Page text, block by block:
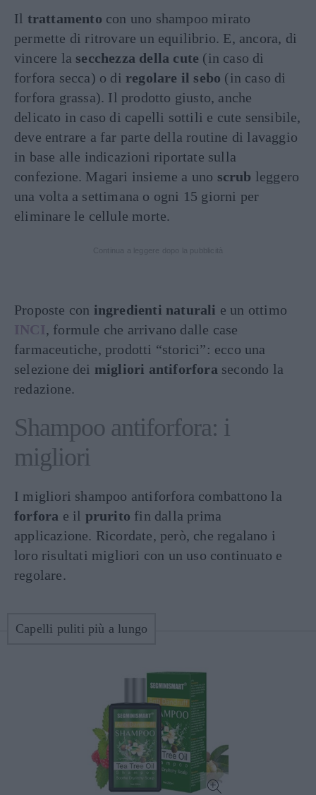
Il trattamento con uno shampoo mirato
permette di ritrovare un equilibrio. E, ancora, di
vincere la secchezza della cute (in caso di
forfora secca) o di regolare il sebo (in caso di
forfora grassa). Il prodotto giusto, anche
delicato in caso di capelli sottili e cute sensibile,
deve entrare a far parte della routine di lavaggio
in base alle indicazioni riportate sulla
confezione. Magari insieme a uno scrub leggero
una volta a settimana o ogni 15 giorni per
eliminare le cellule morte.
Proposte con ingredienti naturali e un ottimo
INCI, formule che arrivano dalle case
farmaceutiche, prodotti “storici”: ecco una
selezione dei migliori antiforfora secondo la
redazione.
Shampoo antiforfora: i
migliori
I migliori shampoo antiforfora combattono la
forfora e il prurito fin dalla prima
applicazione. Ricordate, però, che regalano i
loro risultati migliori con un uso continuato e
regolare.
Capelli puliti più a lungo